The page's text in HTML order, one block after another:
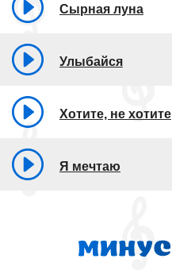
Сырная луна
Улыбайся
Хотите, не хотите
Я мечтаю